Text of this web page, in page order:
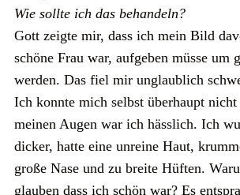
Wie sollte ich das behandeln?
Gott zeigte mir, dass ich mein Bild
schöne Frau war, aufgeben müsse um
werden. Das fiel mir unglaublich
Ich konnte mich selbst überhaupt nicht
meinen Augen war ich hässlich. Ich
dicker, hatte eine unreine Haut,
große Nase und zu breite Hüften.
glauben dass ich schön war? Es